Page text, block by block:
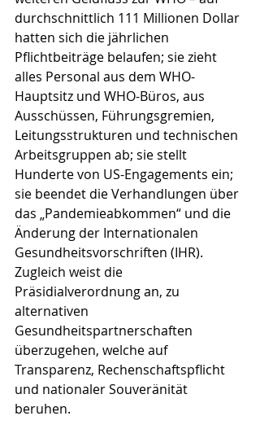
durchschnittlich 111 Millionen Dollar
hatten sich die jährlichen
Pflichtbeiträge belaufen; sie zieht
alles Personal aus dem WHO-
Hauptsitz und WHO-Büros, aus
Ausschüssen, Führungsgremien,
Leitungsstrukturen und technischen
Arbeitsgruppen ab; sie stellt
Hunderte von US-Engagements ein;
sie beendet die Verhandlungen über
das „Pandemieabkommen“ und die
Änderung der Internationalen
Gesundheitsvorschriften (IHR).
Zugleich weist die
Präsidialverordnung an, zu
alternativen
Gesundheitspartnerschaften
überzugehen, welche auf
Transparenz, Rechenschaftspflicht
und nationaler Souveränität
beruhen.